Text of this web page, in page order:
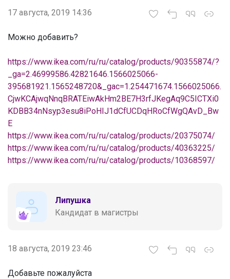
17 августа, 2019 14:36
Можно добавить?
https://www.ikea.com/ru/ru/catalog/products/90355874/?
_ga=2.46999586.42821646.1566025066-
395681921.1565248720&_gac=1.254471674.1566025066.
CjwKCAjwqNnqBRATEiwAkHm2BE7H3rfJKegAq9C5ICTXi0
KDBB34nNsyp3esu8iPoHIJ1dCfUCDqHRoCfWgQAvD_Bw
E
https://www.ikea.com/ru/ru/catalog/products/20375074/
https://www.ikea.com/ru/ru/catalog/products/40363225/
https://www.ikea.com/ru/ru/catalog/products/10368597/
Липушка
Кандидат в магистры
18 августа, 2019 23:46
Добавьте пожалуйста